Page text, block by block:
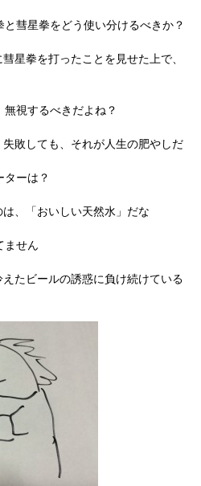
彗星拳をどう使い分けるべきか？
星拳を打ったことを見せた上で、
視するべきだよね？
敗しても、それが人生の肥やしだ
ーは？
、「おいしい天然水」だな
ません
たビールの誘惑に負け続けている